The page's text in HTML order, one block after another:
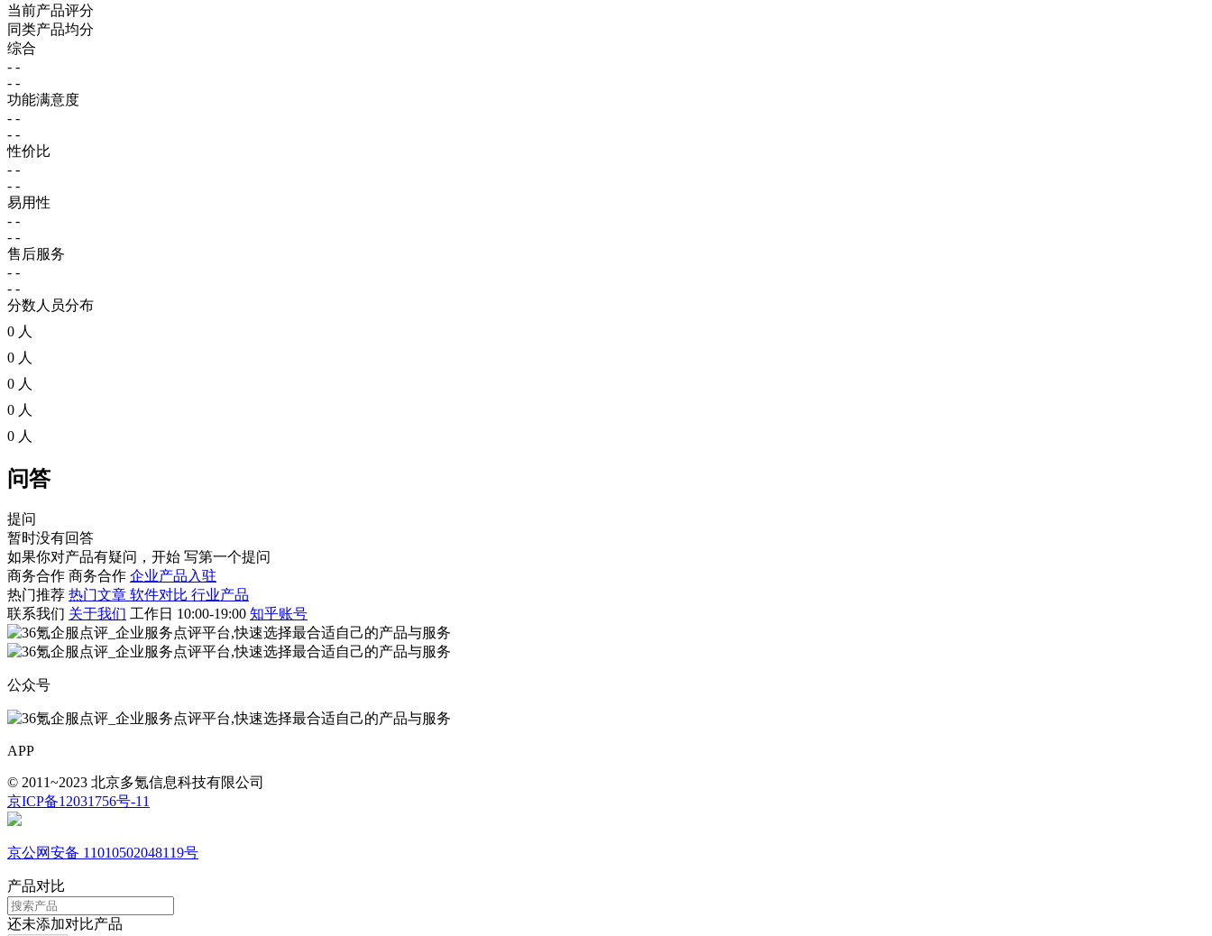
当前产品评分
同类产品均分
综合
- -
- -
功能满意度
- -
- -
性价比
- -
- -
易用性
- -
- -
售后服务
- -
- -
分数人员分布
0 人
0 人
0 人
0 人
0 人
问答
提问
暂时没有回答
如果你对产品有疑问，开始 写第一个提问
商务合作 商务合作 企业产品入驻
热门推荐 热门文章 软件对比 行业产品
联系我们 关于我们 工作日 10:00-19:00 知乎账号
公众号
APP
© 2011~2023 北京多氪信息科技有限公司
京ICP备12031756号-11
京公网安备 11010502048119号
产品对比
还未添加对比产品